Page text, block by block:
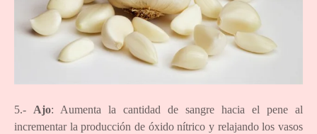
5.- Ajo: Aumenta la cantidad de sangre hacia el pene al
incrementar la producción de óxido nítrico y relajando los vasos